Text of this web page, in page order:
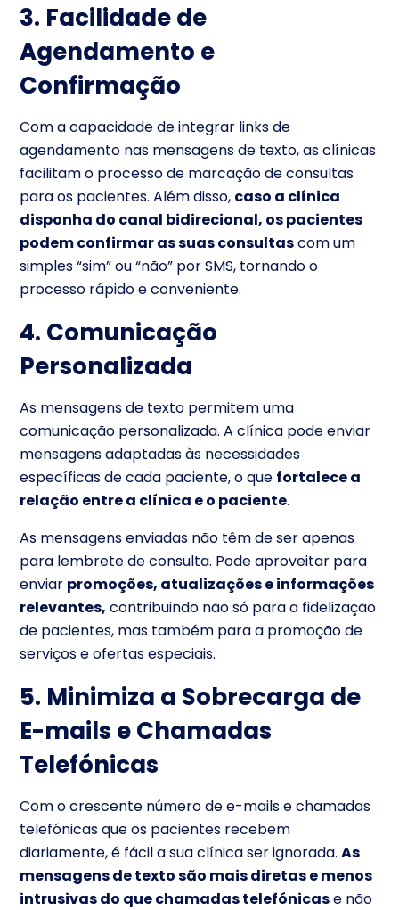
3. Facilidade de
Agendamento e
Confirmação
Com a capacidade de integrar links de
agendamento nas mensagens de texto, as clínicas
facilitam o processo de marcação de consultas
para os pacientes. Além disso, caso a clínica
disponha do canal bidirecional, os pacientes
podem confirmar as suas consultascom um
simples “sim” ou “não” por SMS, tornando o
processo rápido e conveniente.
4. Comunicação
Personalizada
As mensagens de texto permitem uma
comunicação personalizada. A clínica pode enviar
mensagens adaptadas às necessidades
específicas de cada paciente, o que fortalece a
relação entre a clínica e o paciente.
As mensagens enviadas não têm de ser apenas
para lembrete de consulta. Pode aproveitar para
enviar promoções, atualizações e informações
relevantes, contribuindo não só para a fidelização
de pacientes, mas também para a promoção de
serviços e ofertas especiais.
5. Minimiza a Sobrecarga de
E-mails e Chamadas
Telefónicas
Com o crescente número de e-mails e chamadas
telefónicas que os pacientes recebem
diariamente, é fácil a sua clínica ser ignorada. As
mensagens de texto são mais diretas e menos
intrusivas do que chamadas telefónicase não